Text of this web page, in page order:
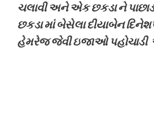
ચલાવી અને એક છકડા ને પાછાડ
છકડા માં બેસેલા દીયાબેન
હેમરેજ જેવી ઇજાઓ પહોચાડી